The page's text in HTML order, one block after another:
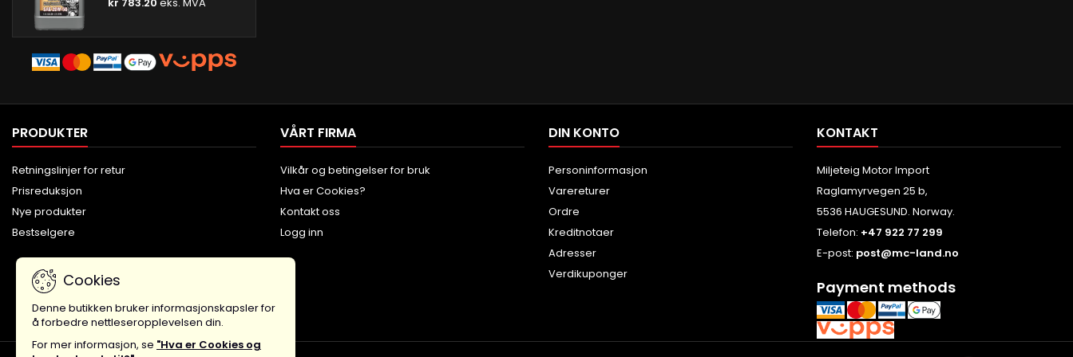
PRODUKTER
Retningslinjer for retur
Prisreduksjon
Nye produkter
Bestselgere
VÅRT FIRMA
Vilkår og betingelser for bruk
Hva er Cookies?
Kontakt oss
Logg inn
DIN KONTO
Personinformasjon
Varereturer
Ordre
Kreditnotaer
Adresser
Verdikuponger
KONTAKT
Miljeteig Motor Import
Raglamyrvegen 25 b,
5536 HAUGESUND. Norway.
Telefon: +47 922 77 299
E-post: post@mc-land.no
Cookies
Denne butikken bruker informasjonskapsler for
å forbedre nettleseropplevelsen din.
For mer informasjon, se "Hva er Cookies og
Payment methods